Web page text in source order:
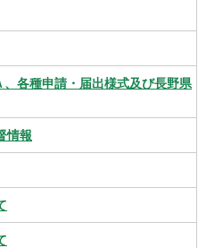
各種申請・届出様式及び長野県
情報